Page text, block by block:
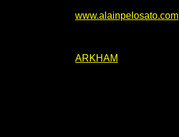
www.alainpelosato.com
ARKHAM